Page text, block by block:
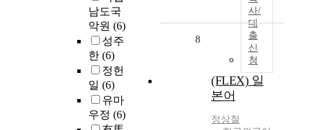
남도국
악원 (6)
성주
한 (6)
정헌
일 (6)
유마
우정 (6)
사/
대
출
신
청
8
(FLEX) 일
본어
정상철